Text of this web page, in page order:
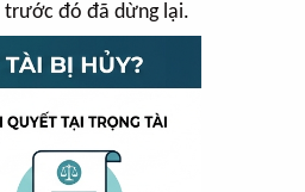
trước đó đã dừng lại.